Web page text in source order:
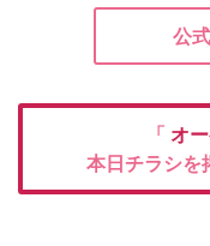
公
「 オ
本日チラシを